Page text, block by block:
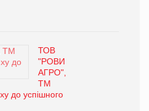
ТОВ
"РОВИ
АГРО",
ТМ
до успішного